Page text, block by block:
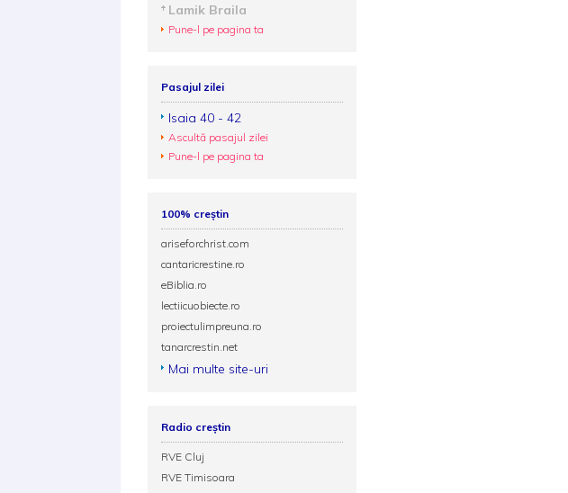
Lamik Braila
Pune-l pe pagina ta
Pasajul zilei
Isaia 40 - 42
Ascultă pasajul zilei
Pune-l pe pagina ta
100% creștin
ariseforchrist.com
cantaricrestine.ro
eBiblia.ro
lectiicuobiecte.ro
proiectulimpreuna.ro
tanarcrestin.net
Mai multe site-uri
Radio creștin
RVE Cluj
RVE Timisoara